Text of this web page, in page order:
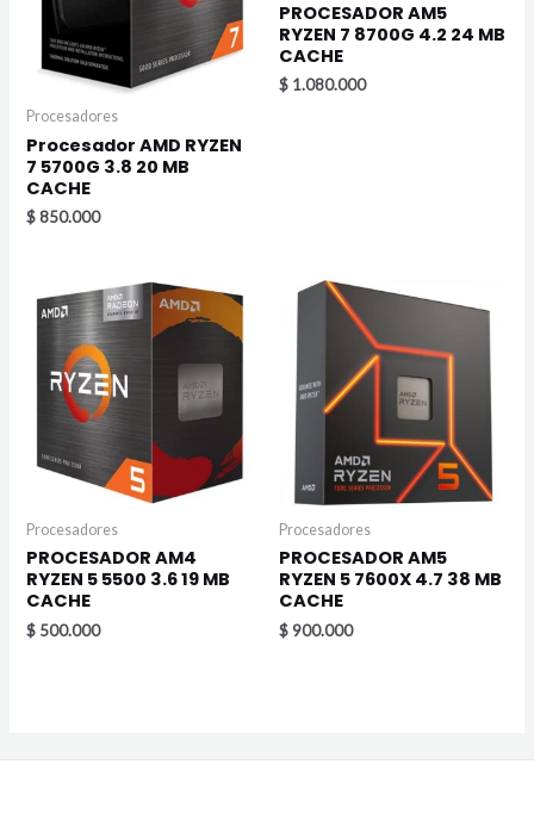
Procesadores
Procesador AMD RYZEN
7 5700G 3.8 20 MB
CACHE
$850.000
PROCESADOR AM5
RYZEN 7 8700G 4.2 24 MB
CACHE
$ 1.080.000
Procesadores
PROCESADOR AM4
RYZEN 5 5500 3.6 19 MB
CACHE
$ 500.000
Procesadores
PROCESADOR AM5
RYZEN 5 7600X 4.7 38 MB
CACHE
$ 900.000